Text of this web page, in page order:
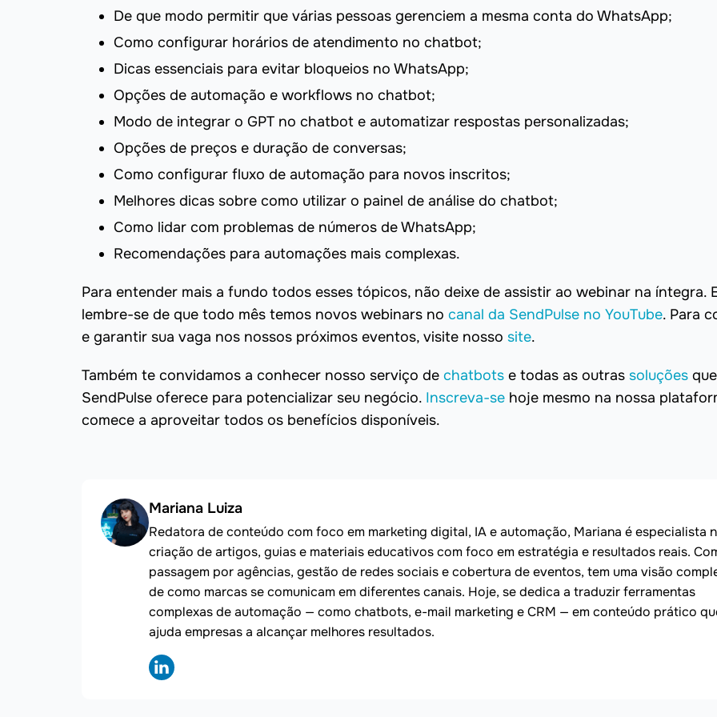
De que modo permitir que várias pessoas gerenciem a mesma conta do WhatsApp;
Como configurar horários de atendimento no chatbot;
Dicas essenciais para evitar bloqueios no WhatsApp;
Opções de automação e workflows no chatbot;
Modo de integrar o GPT no chatbot e automatizar respostas personalizadas;
Opções de preços e duração de conversas;
Como configurar fluxo de automação para novos inscritos;
Melhores dicas sobre como utilizar o painel de análise do chatbot;
Como lidar com problemas de números de WhatsApp;
Recomendações para automações mais complexas.
Para entender mais a fundo todos esses tópicos, não deixe de assistir ao webinar na íntegra.
lembre-se de que todo mês temos novos webinars no canal da SendPulse no YouTube. Para
e garantir sua vaga nos nossos próximos eventos, visite nosso site.
Também te convidamos a conhecer nosso serviço de chatbots e todas as outras soluções
SendPulse oferece para potencializar seu negócio. Inscreva-se hoje mesmo na nossa
comece a aproveitar todos os benefícios disponíveis.
Mariana Luiza
Redatora de conteúdo com foco em marketing digital, IA e automação, Mariana é especialista
criação de artigos, guias e materiais educativos com foco em estratégia e resultados reais.
passagem por agências, gestão de redes sociais e cobertura de eventos, tem uma visão
de como marcas se comunicam em diferentes canais. Hoje, se dedica a traduzir ferramentas
complexas de automação — como chatbots, e-mail marketing e CRM — em conteúdo prático
ajuda empresas a alcançar melhores resultados.